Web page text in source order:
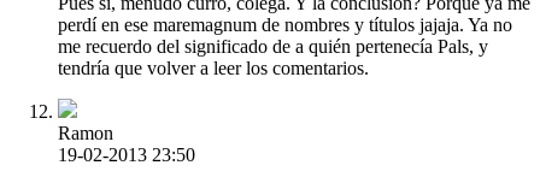
perdí en ese maremagnum de nombres y títulos jajaja. Ya no
me recuerdo del significado de a quién pertenecía Pals, y
tendría que volver a leer los comentarios.
Ramon
19-02-2013 23:50